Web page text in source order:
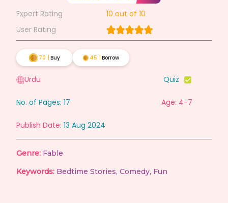
Expert Rating 10 out of 10
User Rating
70 Buy 45 Borrow
Urdu Quiz
No. of Pages: 17 Age: 4-7
Publish Date: 13 Aug 2024
Genre: Fable
Keywords: Bedtime Stories, Comedy, Fun